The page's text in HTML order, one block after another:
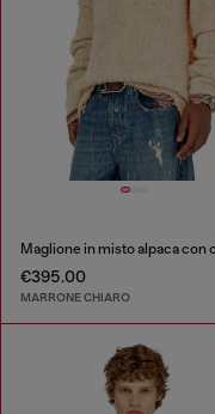
€395.00
MARRONE CHIARO